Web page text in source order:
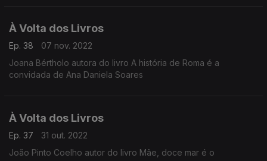
À Volta dos Livros
Ep. 38
07 nov. 2022
Joana Bértholo autora do livro A história de Roma é a
convidada de Ana Daniela Soares
À Volta dos Livros
Ep. 37
31 out. 2022
João Pinto Coelho autor do livro Mãe, doce mar é o